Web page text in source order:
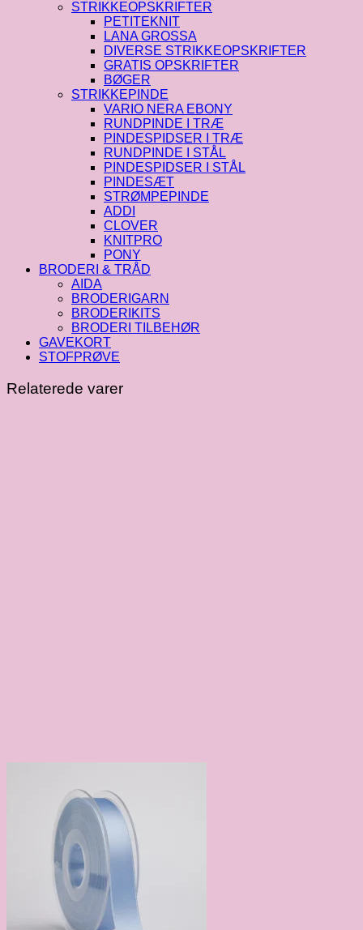
STRIKKEOPSKRIFTER
PETITEKNIT
LANA GROSSA
DIVERSE STRIKKEOPSKRIFTER
GRATIS OPSKRIFTER
BØGER
STRIKKEPINDE
VARIO NERA EBONY
RUNDPINDE I TRÆ
PINDESPIDSER I TRÆ
RUNDPINDE I STÅL
PINDESPIDSER I STÅL
PINDESÆT
STRØMPEPINDE
ADDI
CLOVER
KNITPRO
PONY
BRODERI & TRÅD
AIDA
BRODERIGARN
BRODERIKITS
BRODERI TILBEHØR
GAVEKORT
STOFPRØVE
Relaterede varer